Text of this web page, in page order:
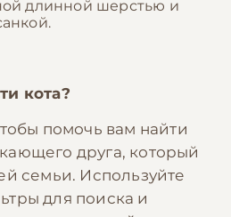
длинной шерстью и
кота?
помочь вам найти
друга, который
семьи. Используйте
для поиска и